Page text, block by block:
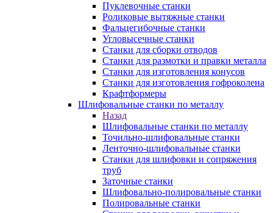
Пуклевочные станки
Роликовые вытяжные станки
Фальцегибочные станки
Угловысечные станки
Станки для сборки отводов
Станки для размотки и правки металла
Станки для изготовления конусов
Станки для изготовления гофроколена
Крафтформеры
Шлифовальные станки по металлу
Назад
Шлифовальные станки по металлу
Точильно-шлифовальные станки
Ленточно-шлифовальные станки
Станки для шлифовки и сопряжения
труб
Заточные станки
Шлифовально-полировальные станки
Полировальные станки